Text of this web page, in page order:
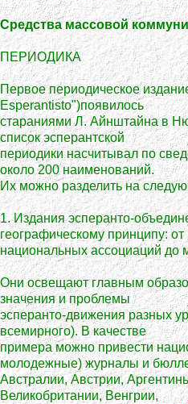
Средства массовой
ПЕРИОДИКА
Первое периодическое
Esperantisto")появилось
стараниями Л. Айнштайна в
список эсперантской
периодики насчитывал по
около 200 наименований.
Их можно разделить на
1. Издания эсперанто-
географическому принципу: от
национальных ассоциаций до
Они освещают главным
значения и проблемы
эсперанто-движения разных
всемирного). В качестве
примера можно привести
молодежные) журналы и
Австралии, Австрии,
Великобритании, Венгрии,